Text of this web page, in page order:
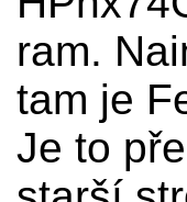
ram.
tam je
Je to